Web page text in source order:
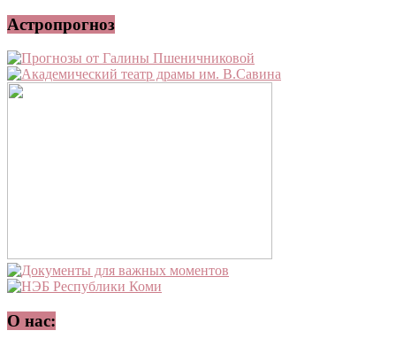
Астропрогноз
О нас: